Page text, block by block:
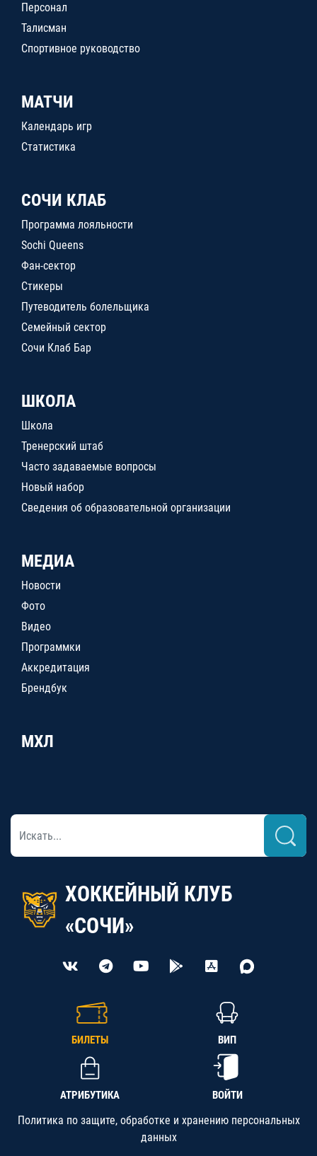
Персонал
Талисман
Спортивное руководство
МАТЧИ
Календарь игр
Статистика
СОЧИ КЛАБ
Программа лояльности
Sochi Queens
Фан-сектор
Стикеры
Путеводитель болельщика
Семейный сектор
Сочи Клаб Бар
ШКОЛА
Школа
Тренерский штаб
Часто задаваемые вопросы
Новый набор
Сведения об образовательной организации
МЕДИА
Новости
Фото
Видео
Программки
Аккредитация
Брендбук
МХЛ
ХОККЕЙНЫЙ КЛУБ
«СОЧИ»
БИЛЕТЫ ВИП
АТРИБУТИКА ВОЙТИ
Политика по защите, обработке и хранению персональных
данных